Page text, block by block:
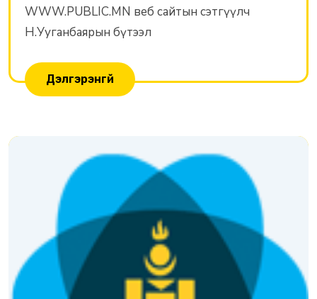
WWW.PUBLIC.MN веб сайтын сэтгүүлч
Н.Ууганбаярын бүтээл
Дэлгэрэнгүй